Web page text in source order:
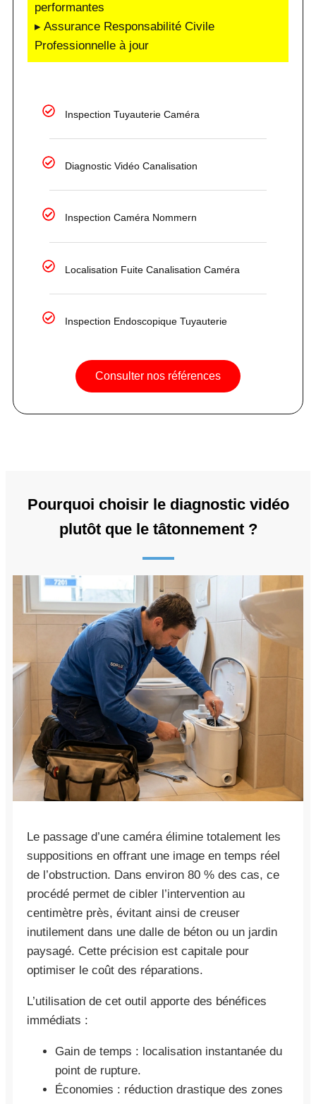
performantes
▸ Assurance Responsabilité Civile
Professionnelle à jour
Inspection Tuyauterie Caméra
Diagnostic Vidéo Canalisation
Inspection Caméra Nommern
Localisation Fuite Canalisation Caméra
Inspection Endoscopique Tuyauterie
Consulter nos références
Pourquoi choisir le diagnostic vidéo
plutôt que le tâtonnement ?
Le passage d’une caméra élimine totalement les
suppositions en offrant une image en temps réel
de l’obstruction. Dans environ 80 % des cas, ce
procédé permet de cibler l’intervention au
centimètre près, évitant ainsi de creuser
inutilement dans une dalle de béton ou un jardin
paysagé. Cette précision est capitale pour
optimiser le coût des réparations.
L’utilisation de cet outil apporte des bénéfices
immédiats :
Gain de temps : localisation instantanée du
point de rupture.
Économies : réduction drastique des zones